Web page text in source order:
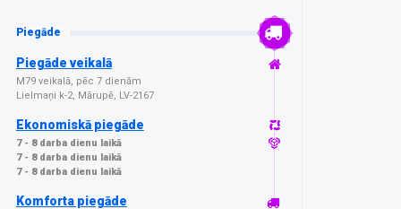
Piegāde
Piegāde veikalā
M79 veikalā, pēc 7 dienām
Lielmaņi k-2, Mārupē, LV-2167
Ekonomiskā piegāde
7 - 8 darba dienu laikā
7 - 8 darba dienu laikā
7 - 8 darba dienu laikā
Komforta piegāde